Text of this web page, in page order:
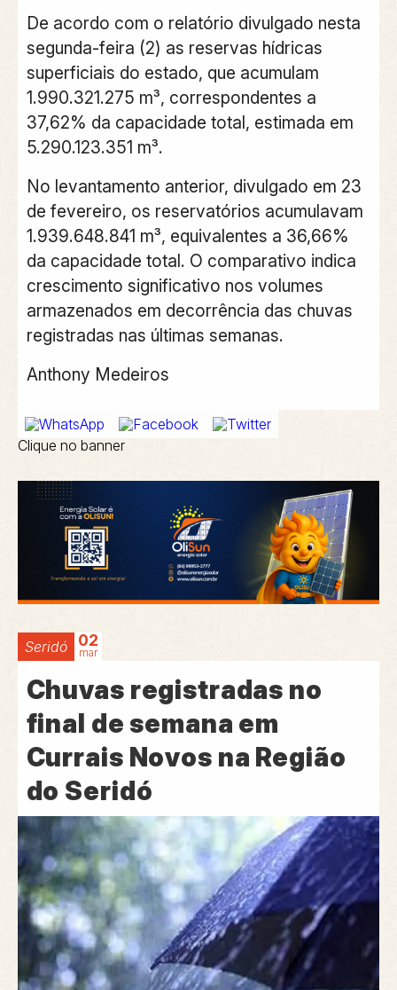
De acordo com o relatório divulgado nesta
segunda-feira (2) as reservas hídricas
superficiais do estado, que acumulam
1.990.321.275 m³, correspondentes a
37,62% da capacidade total, estimada em
5.290.123.351 m³.
No levantamento anterior, divulgado em 23
de fevereiro, os reservatórios acumulavam
1.939.648.841 m³, equivalentes a 36,66%
da capacidade total. O comparativo indica
crescimento significativo nos volumes
armazenados em decorrência das chuvas
registradas nas últimas semanas.
Anthony Medeiros
Clique no banner
Seridó 02
mar
Chuvas registradas no
final de semana em
Currais Novos na Região
do Seridó